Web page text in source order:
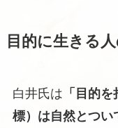
目的に生きる
白井氏は 「目的
標）は自然とつい